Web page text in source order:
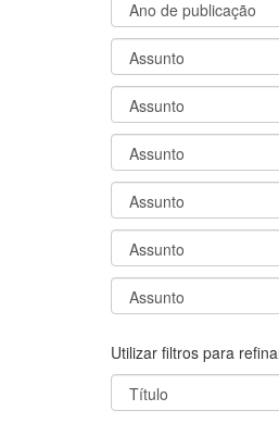
Utilizar filtros para